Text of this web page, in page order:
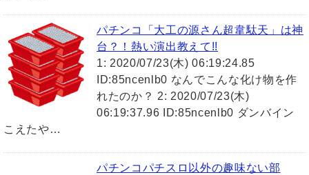
パチンコ「大工の源さん超韋駄天」は神
台？！熱い演出教えて!!
1: 2020/07/23(木) 06:19:24.85
ID:85ncenlb0 なんでこんな化け物を作
れたのか？ 2: 2020/07/23(木)
06:19:37.96 ID:85ncenlb0 ダンバイン
こえたや…
パチンコパチスロ以外の趣味ない部